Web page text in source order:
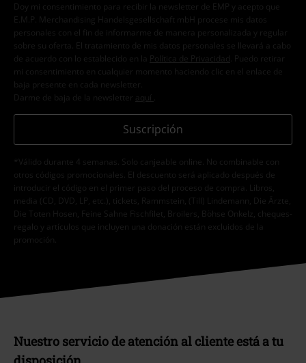
Doy mi consentimiento para recibir la newsletter de EMP y acepto que
E.M.P. Merchandising Handelsgesellschaft mbH procese mis datos
personales con el fin de informarme de manera personalizada y regular
sobre su oferta. El tratamiento de mis datos personales se llevará a cabo
de acuerdo con lo establecido en la
Política de Privacidad . Puedo retirar
mi consentimiento en cualquier momento haciendo clic en el enlace de
baja presente en cada newsletter.
Darme de baja de la newsletter
aquí
Suscripción
*Válido durante 4 semanas. Solo canjeable online. No combinable con
otros códigos promocionales. El descuento será aplicado después de
introducir el código en el primer paso del proceso de compra. Libros,
media (CD, DVD, LP, etc.), tickets, Rammstein, (Till) Lindemann, Die Ärzte,
Die Toten Hosen, Feine Sahne Fischfilet, Broilers, Böhse Onkelz, cheques-
regalo y artículos que incluyen una donación están excluidos de la
promoción.
Nuestro servicio de atención al cliente está a tu